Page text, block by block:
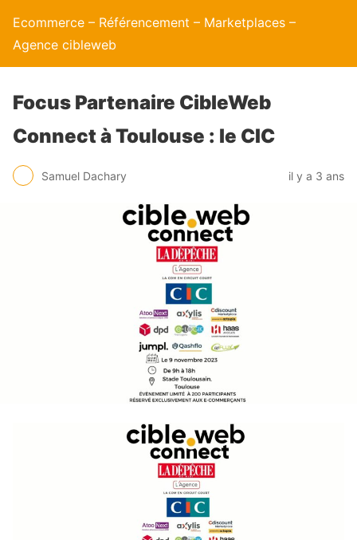
Ecommerce – Référencement – Marketplaces –
Agence cibleweb
Focus Partenaire CibleWeb
Connect à Toulouse : le CIC
Samuel Dachary il y a 3 ans